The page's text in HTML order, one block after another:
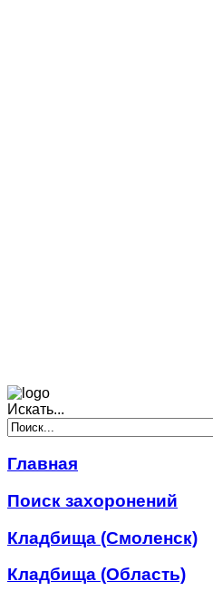
Искать...
Главная
Поиск захоронений
Кладбища (Смоленск)
Кладбища (Область)